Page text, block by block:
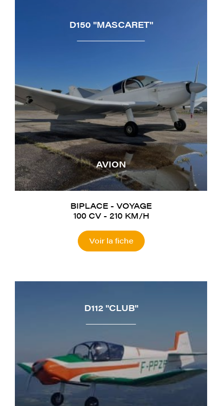
D150 "MASCARET"
AVION
BIPLACE - VOYAGE
100 CV - 210 KM/H
Voir la fiche
D112 "CLUB"